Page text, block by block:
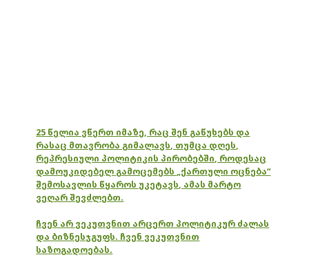
25 წელია ვწერთ იმაზე, რაც შენ გაწუხებს და
რასაც მთავრობა გიმალავს, თუმცა დღეს,
რეპრესიული პოლიტიკის პირობებში, როდესაც
დამოუკიდებელ გამოცემებს „ქართული ოცნება“
შემოსავლის წყაროს უკეტავს, ამას მარტო
ვეღარ შევძლებთ.
ჩვენ არ ვეკუთვნით არცერთ პოლიტიკურ ძალას
და ბიზნესჯგუფს. ჩვენ ვეკუთვნით
საზოგადოებას.